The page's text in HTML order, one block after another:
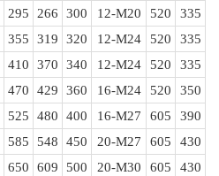
295 266 300 12-M20 520
335
355 319 320 12-M24 520
335
410 370 340 12-M24 520
335
470 429 360 16-M24 520
350
525 480 400 16-M27 605
390
585 548 450 20-M27 605
430
650 609 500 20-M30 605 430